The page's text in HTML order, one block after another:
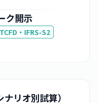
ク開示
TCFD・IFRS-S2
リオ別試算）